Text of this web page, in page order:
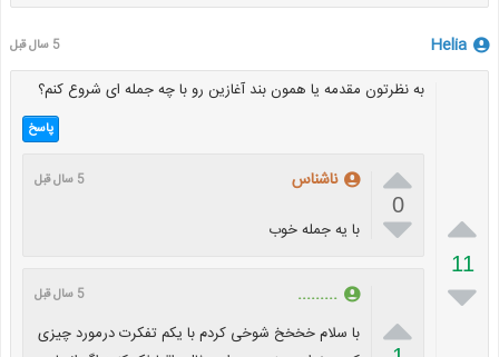
Helia 5 سال قبل

11

به نظرتون مقدمه یا همون بند آغازین رو با چه جمله ای شروع کنم؟
پاسخ

0

ناشناس 5 سال قبل
با یه جمله خوب

......... 5 سال قبل
با سلام خخخخ شوخی کردم با یکم تفکرت درمورد چیزی